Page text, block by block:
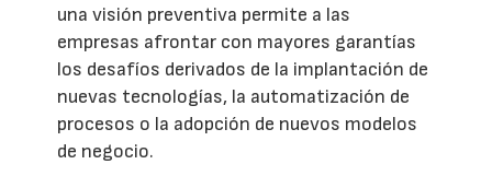
una visión preventiva permite a las
empresas afrontar con mayores garantías
los desafíos derivados de la implantación de
nuevas tecnologías, la automatización de
procesos o la adopción de nuevos modelos
de negocio.